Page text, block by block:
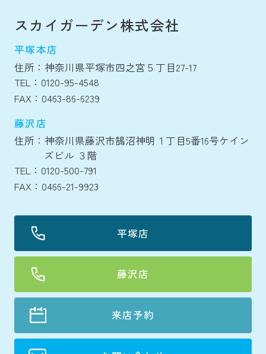
スカイガーデン株式会社
平塚本店
住所：神奈川県平塚市四之宮５丁目27-17
TEL：0120-95-4548
FAX：0463-86-6239
藤沢店
住所：神奈川県藤沢市鵠沼神明１丁目5番16号ケイン
ズビル ３階
TEL：0120-500-791
FAX：0466-21-9923
平塚店
藤沢店
来店予約